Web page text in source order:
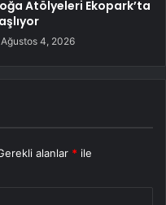
Atölyeleri Ekopark’ta
Ağustos 4, 2026
alanlar * ile